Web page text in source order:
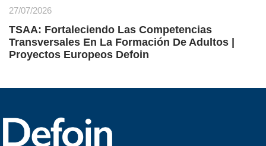
27/07/2026
TSAA: Fortaleciendo Las Competencias
Transversales En La Formación De Adultos |
Proyectos Europeos Defoin